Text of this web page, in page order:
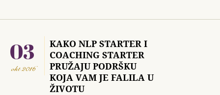
03
okt2016
KAKO NLP STARTER I
COACHING STARTER
PRUŽAJU PODRŠKU
KOJA VAM JE FALILA U
ŽIVOTU